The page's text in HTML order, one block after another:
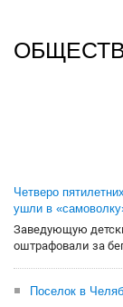
Четверо
ушли в
Заведующую
оштрафовали за
Поселок в